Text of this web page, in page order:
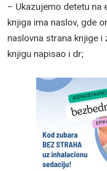
– Ukazujemo detetu na
knjiga ima naslov, gde
naslovna strana knjige
knjigu napisao i dr;